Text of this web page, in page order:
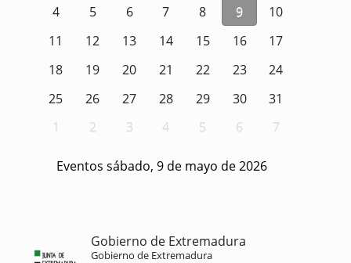
4
5 6 7 8 9
10
11
12 13 14 15 16
17
18
19 20 21 22 23
24
25
26 27 28 29 30
31
1
2 3 4 5 6 7
Eventos sábado, 9 de mayo de 2026
Gobierno de Extremadura
Gobierno de Extremadura